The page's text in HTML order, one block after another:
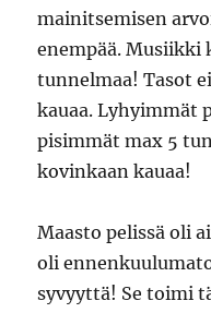
mainitsemisen
enempää.
tunnelmaa! Tasot
kauaa. Lyhyimmät
pisimmät max 5
kovinkaan kauaa!
Maasto pelissä oli
oli
syvyyttä! Se toimi